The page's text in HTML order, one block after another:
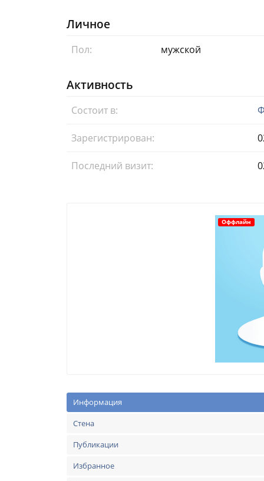
Личное
Пол: мужской
Активность
Состоит в:
Зарегистрирован:
Последний визит:
Оффлайн
Информация
Стена
Публикации
Избранное